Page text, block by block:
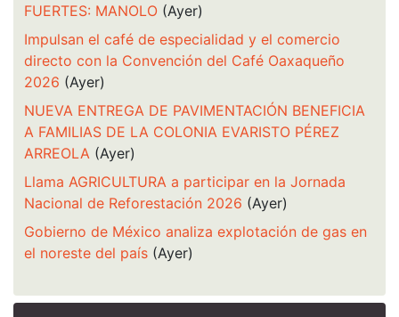
FUERTES: MANOLO (Ayer)
Impulsan el café de especialidad y el comercio
directo con la Convención del Café Oaxaqueño
2026 (Ayer)
NUEVA ENTREGA DE PAVIMENTACIÓN BENEFICIA
A FAMILIAS DE LA COLONIA EVARISTO PÉREZ
ARREOLA (Ayer)
Llama AGRICULTURA a participar en la Jornada
Nacional de Reforestación 2026 (Ayer)
Gobierno de México analiza explotación de gas en
el noreste del país (Ayer)